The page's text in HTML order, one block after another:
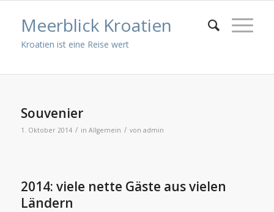
Meerblick Kroatien
Kroatien ist eine Reise wert
Souvenier
1. Oktober 2014 / in Allgemein / von admin
2014: viele nette Gäste aus vielen
Ländern